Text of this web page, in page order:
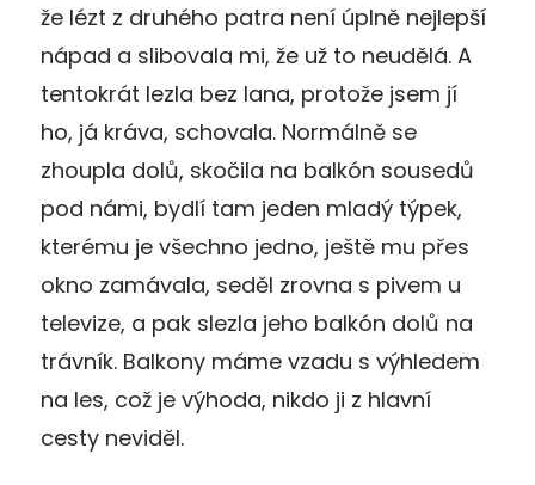
že lézt z druhého patra není úplně nejlepší
nápad a slibovala mi, že už to neudělá. A
tentokrát lezla bez lana, protože jsem jí
ho, já kráva, schovala. Normálně se
zhoupla dolů, skočila na balkón sousedů
pod námi, bydlí tam jeden mladý týpek,
kterému je všechno jedno, ještě mu přes
okno zamávala, seděl zrovna s pivem u
televize, a pak slezla jeho balkón dolů na
trávník. Balkony máme vzadu s výhledem
na les, což je výhoda, nikdo ji z hlavní
cesty neviděl.